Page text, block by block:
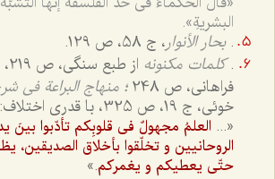
البشریةِ».
.بحار الأنوار، ج ‌58، ص 129.
.کلمات مکنونه
فراهانى، ص 248
؛ منهاج البراعة فی
خوئى، ج ‌19، ص 325، با قدری اختلاف:
«... العلمُ مجهولٌ فی قلوبِکم تأدّبوا بینَ
الروحانیین‌ و تخلّقوا بأخلاق الصدیقین،
حتّى یعطیکم و یغمرکم.»